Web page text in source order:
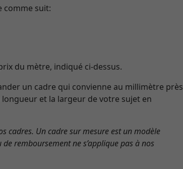
comme suit:
du mètre, indiqué ci-dessus.
un cadre qui convienne au millimètre près
et la largeur de votre sujet en
cadres. Un cadre sur mesure est un modèle
remboursement ne s’applique pas à nos